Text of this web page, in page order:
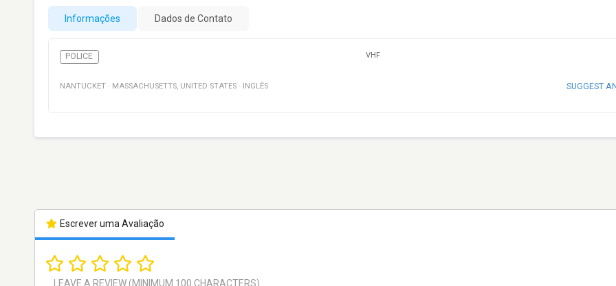
Informações Dados de Contato
POLICE VHF
NANTUCKET · MASSACHUSETTS, UNITED STATES · INGLÊS SUGGEST
Escrever uma Avaliação